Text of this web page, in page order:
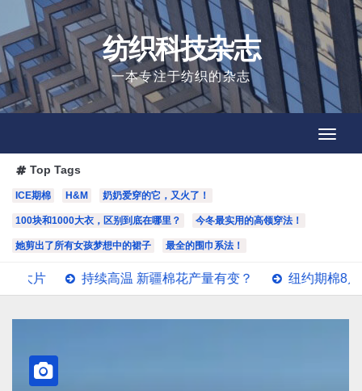
to
content
纺织科技杂志
一本专注于纺织的杂志
Top Tags
ICE期棉 H&M 奶奶爱穿的它，又火了！
100块和1000大衣，区别到底在哪里？ 今冬最实用的高领穿法！
她剪出了所有女孩梦想中的裙子 最全的围巾系法！
高温 新疆棉花产量有变？ 纽约期棉8月5日(周三)收涨12